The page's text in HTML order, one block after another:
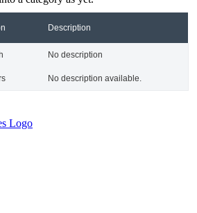
Description
No description
No description available.